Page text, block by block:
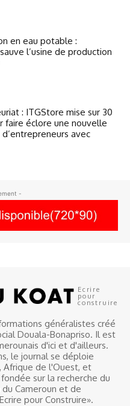
en eau potable :
l’usine de production
: ITGStore mise sur 30
faire éclore une nouvelle
avec
-
Ecrire
pour
construire
généralistes créé
Douala-Bonapriso. Il est
d'ici et d'ailleurs.
le journal se déploie
Afrique de l'Ouest, et
sur la recherche du
Cameroun et de
pour Construire».